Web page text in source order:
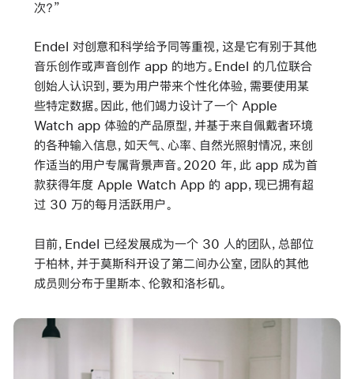
次？”
Endel 对创意和科学给予同等重视，这是它有别于其他
音乐创作或声音创作 app 的地方。Endel 的几位联合
创始人认识到，要为用户带来个性化体验，需要使用某
些特定数据。因此，他们竭力设计了一个 Apple
Watch app 体验的产品原型，并基于来自佩戴者环境
的各种输入信息，如天气、心率、自然光照射情况，来创
作适当的用户专属背景声音。2020 年，此 app 成为首
款获得年度 Apple Watch App 的 app，现已拥有超
过 30 万的每月活跃用户。
目前，Endel 已经发展成为一个 30 人的团队，总部位
于柏林，并于莫斯科开设了第二间办公室，团队的其他
成员则分布于里斯本、伦敦和洛杉矶。